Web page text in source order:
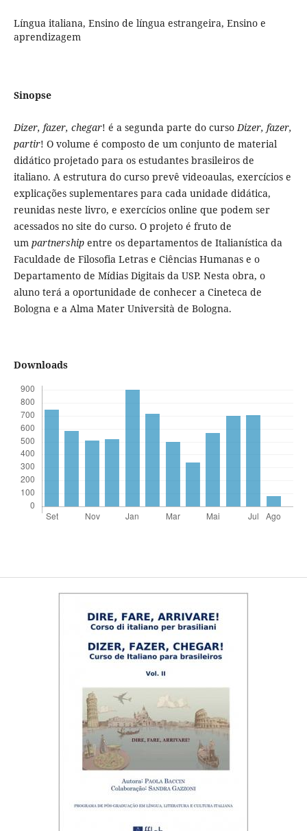
Língua italiana, Ensino de língua estrangeira, Ensino e
aprendizagem
Sinopse
Dizer, fazer, chegar! é a segunda parte do cursoDizer, fazer,
partir! O volume é composto de um conjunto de material
didático projetado para os estudantes brasileiros de
italiano. A estrutura do curso prevê videoaulas, exercícios e
explicações suplementares para cada unidade didática,
reunidas neste livro, e exercícios online que podem ser
acessados no site do curso. O projeto é fruto de
um partnership entre os departamentos de Italianística da
Faculdade de Filosofia Letras e Ciências Humanas e o
Departamento de Mídias Digitais da USP. Nesta obra, o
aluno terá a oportunidade de conhecer a Cineteca de
Bologna e a Alma Mater Università de Bologna.
Downloads